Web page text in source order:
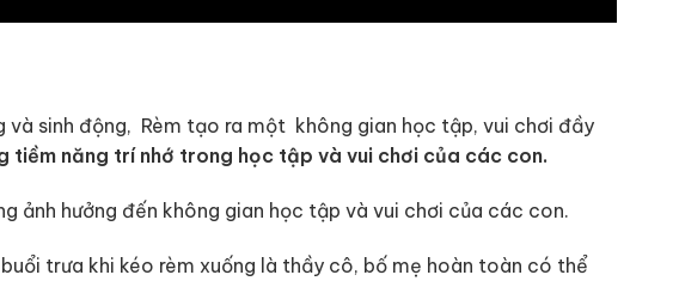
và sinh động, Rèm tạo ra một không gian học tập, vui chơi đầy
tiềm năng trí nhớ trong học tập và vui chơi của các con.
ảnh hưởng đến không gian học tập và vui chơi của các con.
trưa khi kéo rèm xuống là thầy cô, bố mẹ hoàn toàn có thể